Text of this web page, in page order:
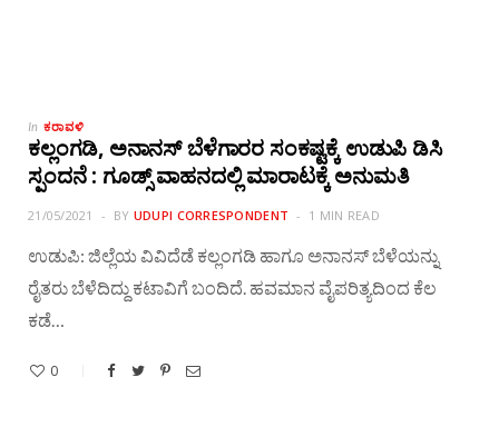
In ಕರಾವಳಿ
ಕಲ್ಲಂಗಡಿ, ಅನಾನಸ್ ಬೆಳೆಗಾರರ ಸಂಕಷ್ಟಕ್ಕೆ ಉಡುಪಿ ಡಿಸಿ
ಸ್ಪಂದನೆ : ಗೂಡ್ಸ್ ವಾಹನದಲ್ಲಿ ಮಾರಾಟಕ್ಕೆ ಅನುಮತಿ
21/05/2021 BY UDUPI CORRESPONDENT 1 MIN READ
ಉಡುಪಿ: ಜಿಲ್ಲೆಯ ವಿವಿದೆಡೆ ಕಲ್ಲಂಗಡಿ ಹಾಗೂ ಅನಾನಸ್ ಬೆಳೆಯನ್ನು
ರೈತರು ಬೆಳೆದಿದ್ದು ಕಟಾವಿಗೆ ಬಂದಿದೆ. ಹವಮಾನ ವೈಪರಿತ್ಯದಿಂದ ಕೆಲ
ಕಡೆ…
0